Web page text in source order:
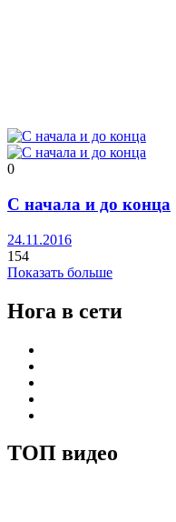
0
С начала и до конца
24.11.2016
154
Показать больше
Нога в сети
ТОП видео